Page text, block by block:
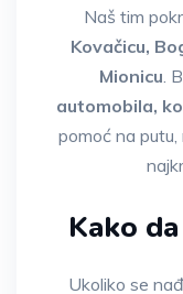
Naš tim
Kovačicu,
Mionicu.
automobila,
pomoć na
Kako
Ukoliko se